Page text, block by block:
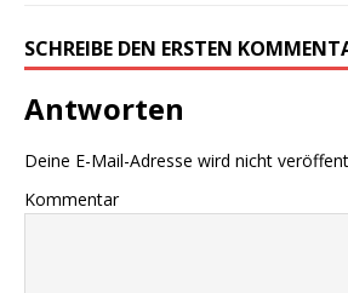
SCHREIBE DEN ERSTEN
Antworten
Deine E-Mail-Adresse wird nicht
Kommentar